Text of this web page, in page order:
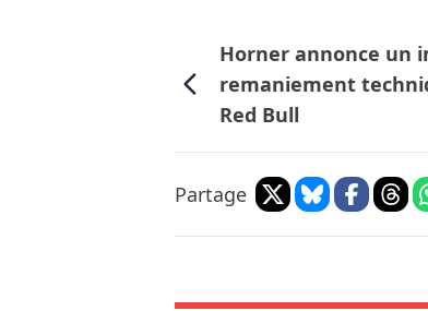
Horner annonce un
remaniement
Red Bull
Partage